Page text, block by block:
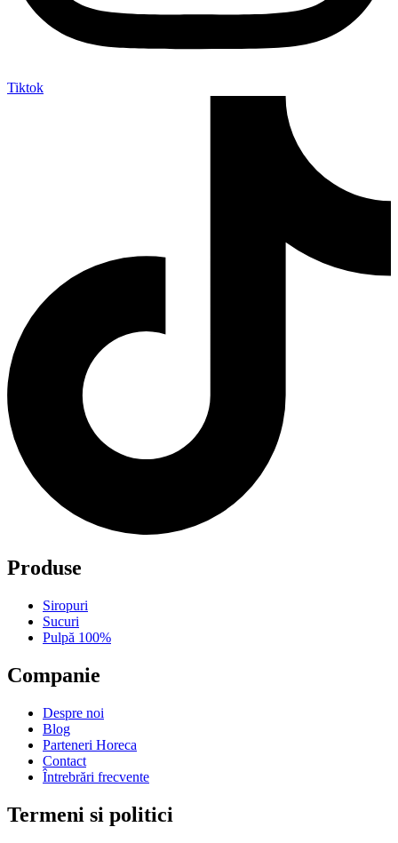
Tiktok
Produse
Siropuri
Sucuri
Pulpă 100%
Companie
Despre noi
Blog
Parteneri Horeca
Contact
Întrebrări frecvente
Termeni si politici